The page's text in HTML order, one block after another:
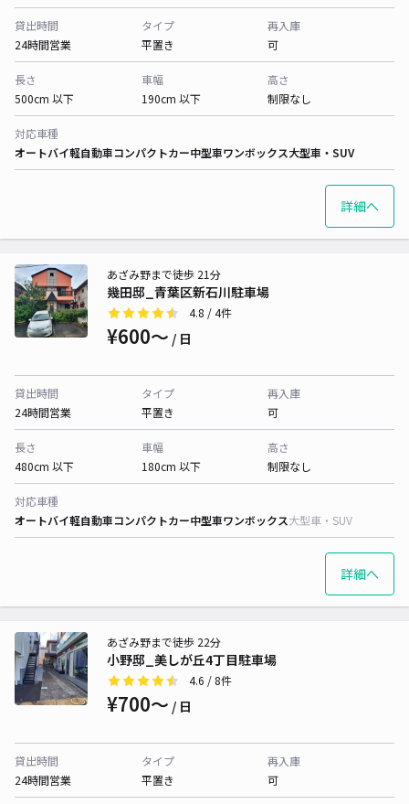
貸出時間
24時間営業
タイプ
平置き
再入庫
可
長さ
500cm 以下
車幅
190cm 以下
高さ
制限なし
対応車種
オートバイ軽自動車コンパクトカー中型車ワンボックス大型車・SUV
詳細へ
幾田邸_青葉区新石川駐車場
あざみ野まで徒歩 21分
4.8 / 4件
¥600〜 / 日
貸出時間
24時間営業
タイプ
平置き
再入庫
可
長さ
480cm 以下
車幅
180cm 以下
高さ
制限なし
対応車種
オートバイ軽自動車コンパクトカー中型車ワンボックス大型車・SUV
詳細へ
小野邸_美しが丘4丁目駐車場
あざみ野まで徒歩 22分
4.6 / 8件
¥700〜 / 日
貸出時間
24時間営業
タイプ
平置き
再入庫
可